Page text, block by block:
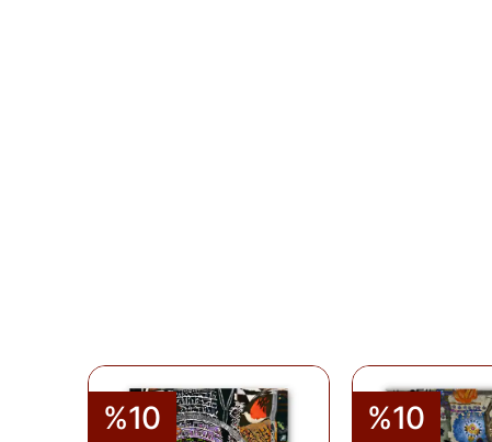
%10 %10